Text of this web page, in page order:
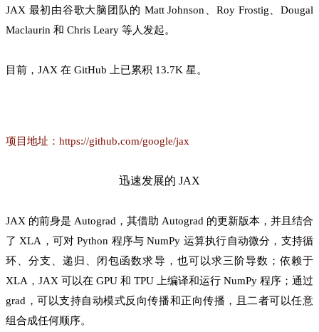
JAX 最初由谷歌大脑团队的 Matt Johnson、Roy Frostig、Dougal
Maclaurin 和 Chris Leary 等人发起。
目前，JAX 在 GitHub 上已累积 13.7K 星。
项目地址：https://github.com/google/jax
迅速发展的 JAX
JAX 的前身是 Autograd，其借助 Autograd 的更新版本，并且结合
了 XLA，可对 Python 程序与 NumPy 运算执行自动微分，支持循
环、分支、递归、闭包函数求导，也可以求三阶导数；依赖于
XLA，JAX 可以在 GPU 和 TPU 上编译和运行 NumPy 程序；通过
grad，可以支持自动模式反向传播和正向传播，且二者可以任意
组合成任何顺序。